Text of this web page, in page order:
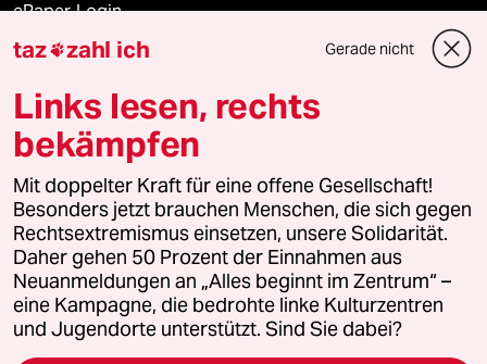
ePaper Login
Downloads für Abonnierende
© 2026 taz Verlags und Vertriebs GmbH
Alle Rechte vorbehalten. Bei rechtlichen Fragen oder für Genehmigungen
wenden Sie sich bitte an
lizenzen@taz.de
Feedback Redaktionsstatut Kommune-Richtlinien
Leitlinie Informant Datenschutz Impressum AGB
taz zahl ich Gerade nicht
Links lesen, rechts
bekämpfen
Mit doppelter Kraft für eine offene Gesellschaft!
Besonders jetzt brauchen Menschen, die sich gegen
Rechtsextremismus einsetzen, unsere Solidarität.
Daher gehen 50 Prozent der Einnahmen aus
Neuanmeldungen an „Alles beginnt im Zentrum“ –
eine Kampagne, die bedrohte linke Kulturzentren
und Jugendorte unterstützt. Sind Sie dabei?